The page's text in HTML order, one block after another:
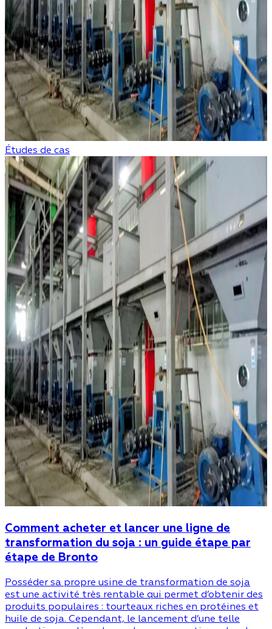
Études de cas
Comment acheter et lancer une ligne de
transformation du soja : un guide étape par
étape de Bronto
Posséder sa propre usine de transformation de soja
est une activité très rentable qui permet d’obtenir des
produits populaires : tourteaux riches en protéines et
huile de soja. Cependant, le lancement d’une telle